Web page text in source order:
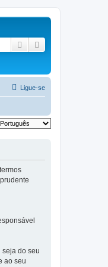
Pesquisar
Ligue-se
do seu
ao seu